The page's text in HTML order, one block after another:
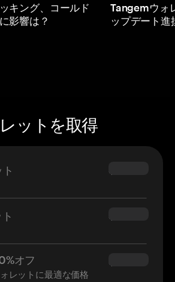
キング、コールド
影響は？
Tangemウォ
ップデート進
ットを取得
$69.90
$54.90
オフ
レットに最適な価格
$34.95